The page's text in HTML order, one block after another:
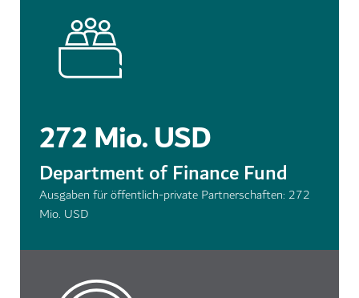
272 Mio. USD
Department of Finance Fund
Ausgaben für öffentlich-private Partnerschaften: 272
Mio. USD